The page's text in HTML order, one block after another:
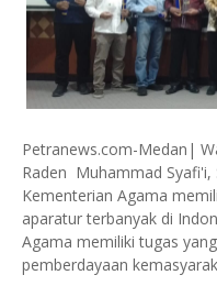
Petranews.com-Medan|
Raden Muhammad Syafi'i,
Kementerian Agama
aparatur terbanyak di
Agama memiliki tugas
pemberdayaan